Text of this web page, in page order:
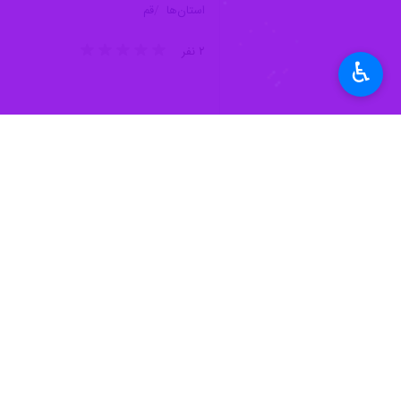
استان‌ها قم
۲ نفر
برچسب‌ها
♿︎